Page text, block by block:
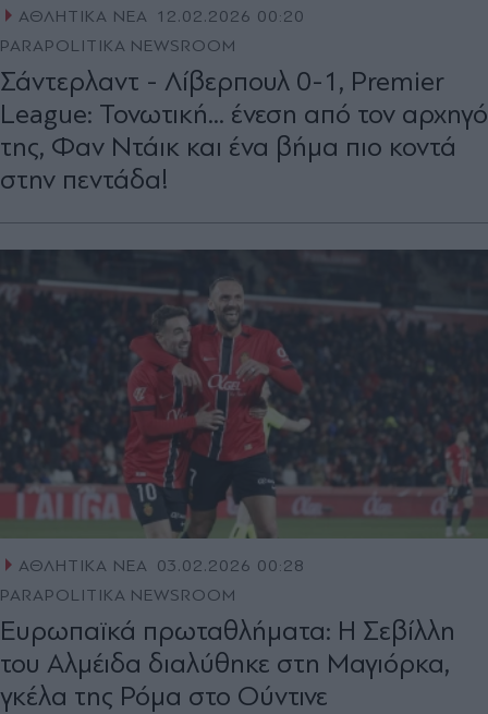
ΑΘΛΗΤΙΚΑ ΝΕΑ 12.02.2026 00:20
PARAPOLITIKA NEWSROOM
Σάντερλαντ - Λίβερπουλ 0-1, Premier
League: Τονωτική... ένεση από τον αρχηγό
της, Φαν Ντάικ και ένα βήμα πιο κοντά
στην πεντάδα!
ΑΘΛΗΤΙΚΑ ΝΕΑ 03.02.2026 00:28
PARAPOLITIKA NEWSROOM
Ευρωπαϊκά πρωταθλήματα: Η Σεβίλλη
του Αλμέιδα διαλύθηκε στη Μαγιόρκα,
γκέλα της Ρόμα στο Ούντινε